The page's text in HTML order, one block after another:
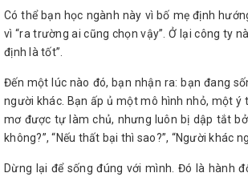
Có thể bạn học ngành này vì bố mẹ định
vì “ra trường ai cũng chọn vậy”. Ở lại công ty
định là tốt”.
Đến một lúc nào đó, bạn nhận ra: bạn đang
người khác. Bạn ấp ủ một mô hình nhỏ, một
mơ được tự làm chủ, nhưng luôn bị dập tắt
không?”, “Nếu thất bại thì sao?”, “Người khác
Dừng lại để sống đúng với mình. Đó là hành